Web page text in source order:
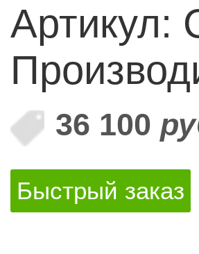
Артикул:
36 100
Быстрый заказ